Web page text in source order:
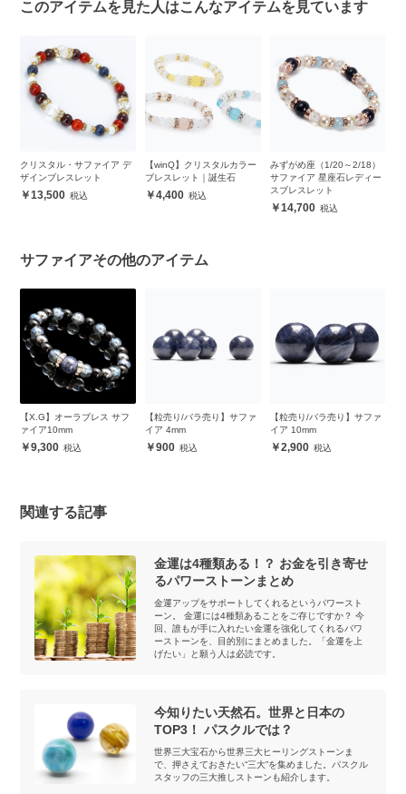
このアイテムを見た人はこんなアイテムを見ています
クリスタル・サファイア デ
ザインブレスレット
13,500
【winQ】クリスタルカラー
ブレスレット｜誕生石
4,400
みずがめ座（1/20～2/18）
サファイア 星座石レディー
スブレスレット
14,700
サファイアその他のアイテム
【X.G】オーラブレス サフ
ァイア10mm
9,300
【粒売り/バラ売り】サファ
イア 4mm
900
【粒売り/バラ売り】サファ
イア 10mm
2,900
関連する記事
金運は4種類ある！？ お金を引き寄せ
るパワーストーンまとめ
金運アップをサポートしてくれるというパワースト
ーン。 金運には4種類あることをご存じですか？ 今
回、誰もが手に入れたい金運を強化してくれるパワ
ーストーンを、目的別にまとめました。「金運を上
げたい」と願う人は必読です。
今知りたい天然石。世界と日本の
TOP3！ パスクルでは？
世界三大宝石から世界三大ヒーリングストーンま
で、押さえておきたい“三大”を集めました。パスクル
スタッフの三大推しストーンも紹介します。